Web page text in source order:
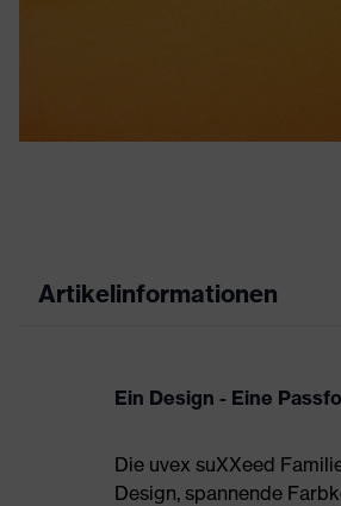
Artikelinformationen
Ein Design - Eine
Die uvex suXXeed
Design, spannende